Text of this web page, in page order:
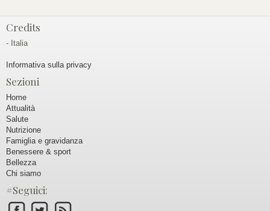
Credits
- Italia
Informativa sulla privacy
Sezioni
Home
Attualità
Salute
Nutrizione
Famiglia e gravidanza
Benessere & sport
Bellezza
Chi siamo
#Seguici: